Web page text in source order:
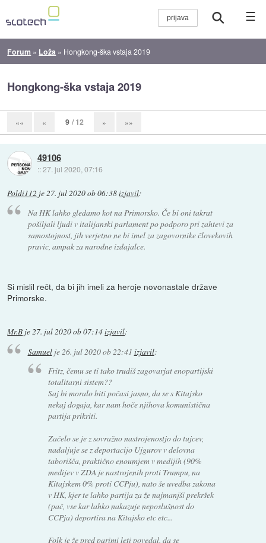
☰
Forum » Loža » Hongkong-ška vstaja 2019
Hongkong-ška vstaja 2019
«« « 9 / 12 » »»
49106
::27. jul 2020, 07:16
Poldi112 je27. jul 2020 ob 06:38izjavil:
Na HK lahko gledamo kot na Primorsko. Če bi oni takrat
pošiljali ljudi v italijanski parlament po podporo pri zahtevi za
samostojnost, jih verjetno ne bi imel za zagovornike človekovih
pravic, ampak za narodne izdajalce.
Si mislil rečt, da bi jih imeli za heroje novonastale države
Primorske.
Mr.B je27. jul 2020 ob 07:14izjavil:
Samuelje 26. jul 2020 ob 22:41 izjavil:
Fritz, čemu se ti tako trudiš zagovarjat enopartijski
totalitarni sistem??
Saj bi moralo biti počasi jasno, da se s Kitajsko
nekaj dogaja, kar nam hoče njihova komunistična
partija prikriti.
Začelo se je z sovražno nastrojenostjo do tujcev,
nadaljuje se z deportacijo Ujgurov v delovna
taborišča, praktično enoumjem v medijih (90%
medijev v ZDA je nastrojenih proti Trumpu, na
Kitajskem 0% proti CCPju), nato še uvedba zakona
v HK, kjer te lahko partija za že najmanjši prekršek
(pač, vse kar lahko nakazuje neposlušnost do
CCPja) deportira na Kitajsko etc etc...
Folk je že pred parimi leti povedal, da se